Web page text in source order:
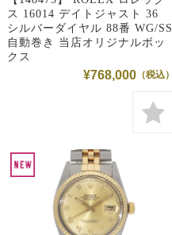
ス 16014 デイトジャスト 36
シルバーダイヤル 88番 WG/SS
自動巻き 当店オリジナルボッ
クス
¥768,000